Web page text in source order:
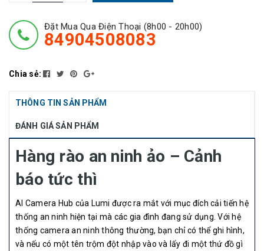
Đặt Mua Qua Điện Thoại (8h00 - 20h00)
84904508083
Chia sẻ:
THÔNG TIN SẢN PHẨM
ĐÁNH GIÁ SẢN PHẨM
Hàng rào an ninh ảo – Cảnh
báo tức thì
AI Camera Hub của Lumi được ra mắt với mục đích cải tiến hệ
thống an ninh hiện tại mà các gia đình đang sử dụng. Với hệ
thống camera an ninh thông thường, bạn chỉ có thể ghi hình,
và nếu có một tên trộm đột nhập vào và lấy đi một thứ đồ gì